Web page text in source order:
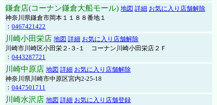
鎌倉店(コーナン鎌倉大船モール) 地図 詳細 お気に入り店舗解除
神奈川県鎌倉市岡本１１８８番地１
： 0467421422
川崎小田栄店 地図 詳細 お気に入り店舗解除
川崎市川崎区小田栄２‐３‐１ コーナン川崎小田栄店２Ｆ
： 0443287721
川崎中原店 地図 詳細 お気に入り店舗解除
神奈川県川崎市中原区宮内2-25-18
： 0447501711
川崎水沢店 地図 詳細 お気に入り店舗登録